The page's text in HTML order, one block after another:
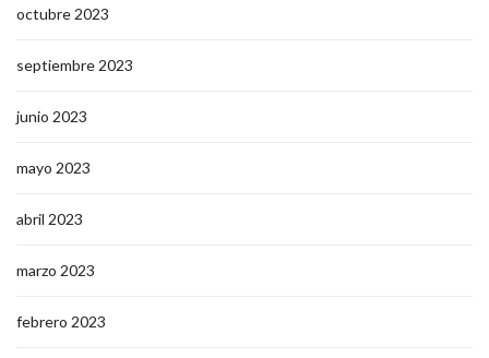
octubre 2023
septiembre 2023
junio 2023
mayo 2023
abril 2023
marzo 2023
febrero 2023